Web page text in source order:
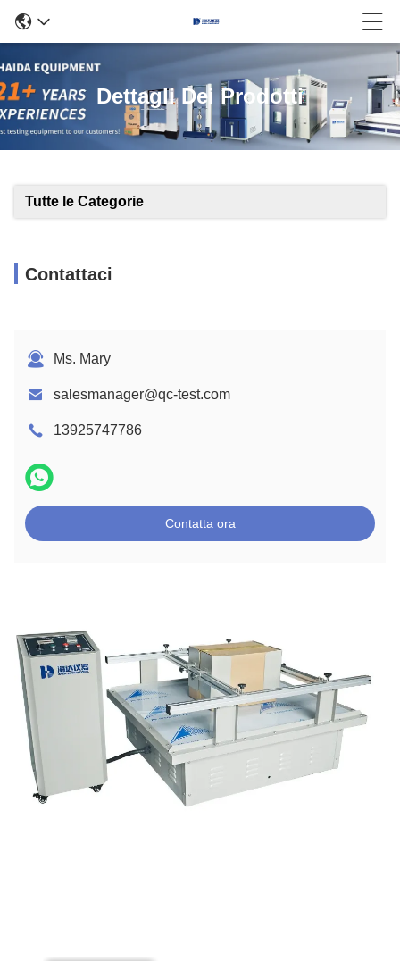
Dettagli Dei Prodotti
Tutte le Categorie
Contattaci
Ms. Mary
salesmanager@qc-test.com
13925747786
Contatta ora